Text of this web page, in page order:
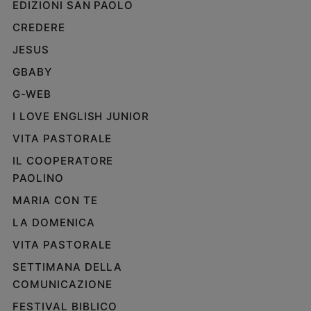
e
giovani
Adolescenza
Vai
Riflessioni
Foto
Podcast
Privacy
EDIZIONI SAN PAOLO
CREDERE
JESUS
GBABY
G-WEB
I LOVE ENGLISH JUNIOR
VITA PASTORALE
IL COOPERATORE
PAOLINO
MARIA CON TE
LA DOMENICA
VITA PASTORALE
SETTIMANA DELLA
COMUNICAZIONE
FESTIVAL BIBLICO